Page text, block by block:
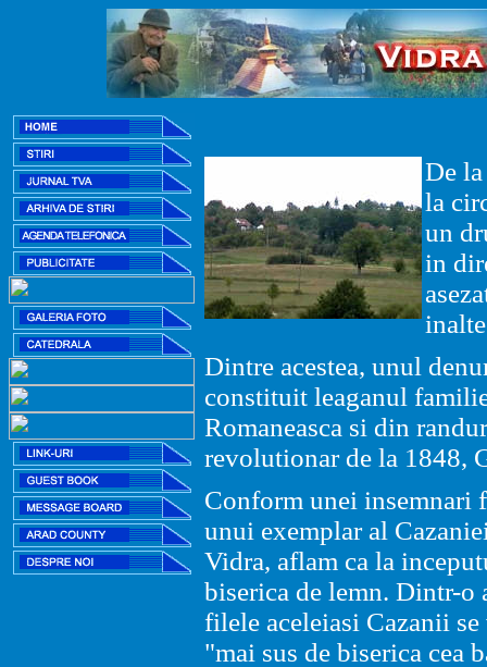
De
la
un
in
Dintre acestea, unul
constituit leaganul
Romaneasca si din
revolutionar de la 1848,
Conform unei insemnari
unui exemplar al
Vidra, aflam ca la
biserica de lemn. Dintr-o
filele aceleiasi Cazanii
"mai sus de biserica cea